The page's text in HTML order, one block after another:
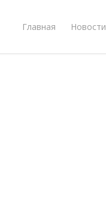
Главная Новости